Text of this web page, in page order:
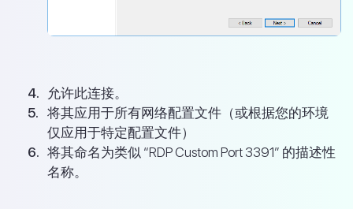
允许此连接。
将其应用于所有网络配置文件（或根据您的环境
仅应用于特定配置文件）
将其命名为类似 “RDP Custom Port 3391” 的描述性
名称。